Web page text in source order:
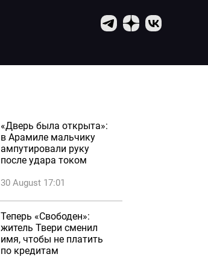
«Дверь была открыта»:
в Арамиле мальчику
ампутировали руку
после удара током
30 August 17:01
Теперь «Свободен»:
житель Твери сменил
имя, чтобы не платить
по кредитам